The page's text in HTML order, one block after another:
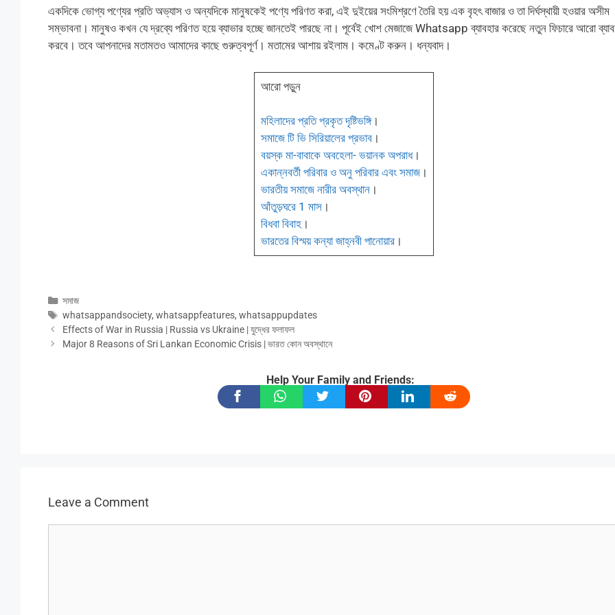
একদিকে ভোগ্য পণ্যের প্রতি অভ্যাস ও অন্যদিকে মানুষকেই পণ্যে পরিণত করা, এই দুইয়ের সংমিশ্রণে তৈরি হয় এক বৃহৎ বাজার ও তা দির্ঘস্থায়ী হওয়ার অসীম
সম্ভাবনা। মানুষও কখন যে দ্রব্যে পরিণত হয়ে ব্যাভার হচ্ছে জানতেই পারছে না। পূর্বেই খোশ মেজাজে Whatsapp ব্যাবহার করেছে নতুন ফিচারে আরো
করবে। তবে আপনাদের মতামতও আমাদের কাছে গুরুত্বপূর্ণ। মতামের আশায় রইলাম। কমেণ্ট করুন। ধন্যবাদ।
আরো পড়ুন
মহিলাদের প্রতি প্রকৃত দৃষ্টিভঙ্গি।
সমাজে টি ভি সিরিয়ালের প্রভাব।
বয়স্ক মা-বাবাকে অবহেলা- ভয়ানক অপরাধ।
একান্নবর্তী পরিবার ও অনু পরিবার এবং সমাজ।
ভারতীয় সমাজে নারীর অবস্থান।
আঁতুড়ঘরে 1 মাস।
বিধবা বিবাহ।
ভারতের বিস্ময় কন্যা জাহ্নবী পানোয়ার।
Categories
সমাজ
Tags
whatsappandsociety,whatsappfeatures,whatsappupdates
Effects of War in Russia | Russia vs Ukraine | যুদ্ধের ফলাফল
Major 8 Reasons of Sri Lankan Economic Crisis | ভারত কোন অবস্থানে
Help Your Family and Friends:
Leave a Comment